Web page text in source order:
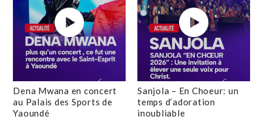
Dena Mwana en concert
au Palais des Sports de
Yaoundé
Sanjola – En Choeur: un
temps d’adoration
inoubliable